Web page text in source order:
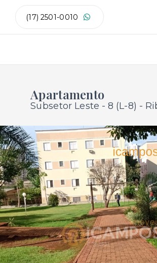
(17) 2501-0010
Apartamento
Subsetor Leste - 8 (L-8) -